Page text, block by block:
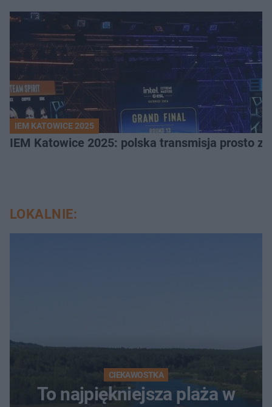
IEM KATOWICE 2025
IEM Katowice 2025: polska transmisja prosto
LOKALNIE:
CIEKAWOSTKA
To najpiękniejsza plaża w